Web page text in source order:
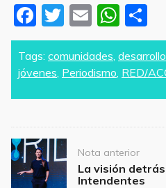
F
a
c
e
b
o
o
k
T
w
itt
er
E
m
ai
l
W
h
at
s
A
p
p
h
e
Tags: comunidades
jóvenes Periodismo RED/
Post
navigation
Nota anterior
La visión
Intendentes